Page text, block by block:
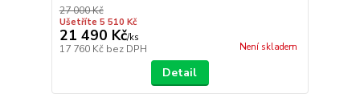
27 000 Kč
Ušetříte 5 510 Kč
21 490 Kč/ks
17 760 Kč bez DPH Není skladem
Detail